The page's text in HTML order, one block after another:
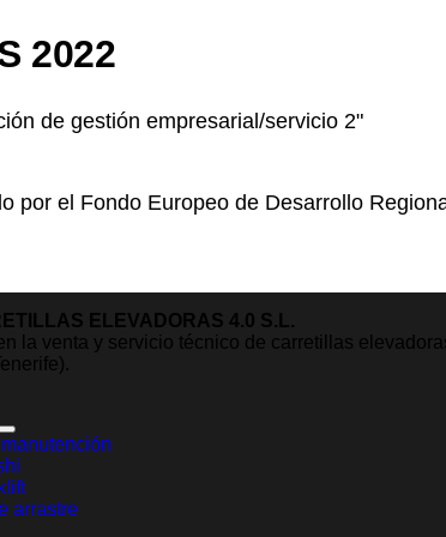
2022
de gestión empresarial/servicio 2"
por el Fondo Europeo de Desarrollo
ELEVADORAS 4.0 S.L.
la venta y servicio técnico de carretillas
arrastre